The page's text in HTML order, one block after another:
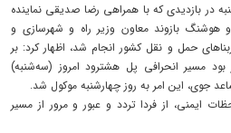
در بازدیدی که با همراهی رضا صدیقی نماینده
هوشنگ بازوند معاون وزیر راه و شهرسازی و
حمل و نقل کشور انجام شد، اظهار کرد: بر
مسیر انحرافی پل هشترود امروز (سه‌شنبه)
جوی، این امر به روز چهارشنبه موکول شد.
ایمنی، از فردا تردد و عبور و مرور از مسیر